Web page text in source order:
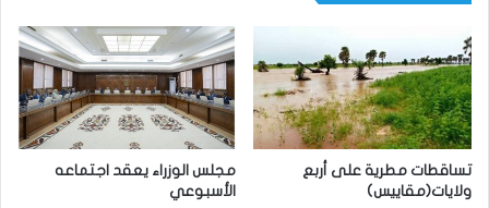
تساقطات مطرية على أربع
ولايات(مقاييس)
مجلس الوزراء يعقد اجتماعه
الأسبوعي